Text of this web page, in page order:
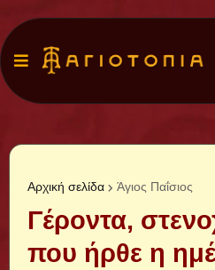
Αρχική σελίδα Άγιος Παΐσιος
Γέροντα,
που ήρθε η